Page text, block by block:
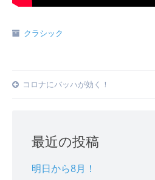
クラシック
Post
navigation
コロナにバッハが効く！
最近の投稿
明日から8月！